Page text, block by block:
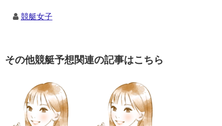
競艇女子
その他競艇予想関連の記事はこちら